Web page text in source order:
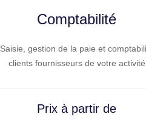
Comptabilité
Saisie, gestion de la paie et
clients fournisseurs de votre activité
Prix à partir de